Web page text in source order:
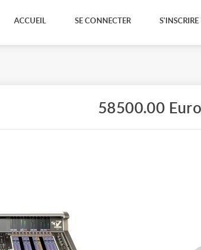
ACCUEIL SE CONNECTER S'INSCRIRE
58500.00